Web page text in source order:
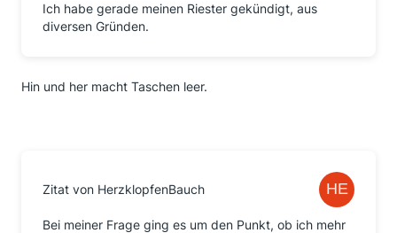
Ich habe gerade meinen Riester gekündigt, aus
diversen Gründen.
Hin und her macht Taschen leer.
Zitat von HerzklopfenBauch
Bei meiner Frage ging es um den Punkt, ob ich mehr